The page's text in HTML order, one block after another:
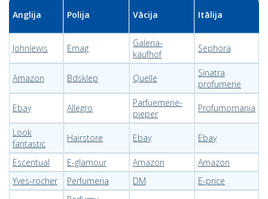
Anglija Polija Vācija Itālija
Johnlewis Emag
Galeria-
kaufhof
Sephora
Amazon Bdsklep Quelle
Sinatra
profumerie
Ebay Allegro
Parfuemerie-
pieper
Profumomania
Look
fantastic
Hairstore Ebay Ebay
Escentual E-glamour Amazon
Amazon
Yves-rocher
Perfumeria DM E-price